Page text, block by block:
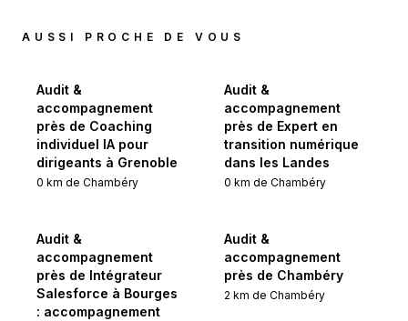
AUSSI PROCHE DE VOUS
Audit &
accompagnement
près de Coaching
individuel IA pour
dirigeants à Grenoble
0 km de Chambéry
Audit &
accompagnement
près de Expert en
transition numérique
dans les Landes
0 km de Chambéry
Audit &
accompagnement
près de Intégrateur
Salesforce à Bourges
: accompagnement
Audit &
accompagnement
près de Chambéry
2 km de Chambéry